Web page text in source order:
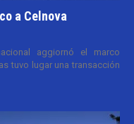
a Celnova
aggiornó el marco
tuvo lugar una transacción